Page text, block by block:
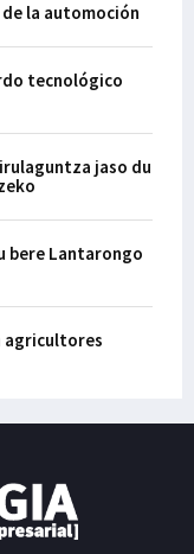
la automoción
tecnológico
jaso du
bere Lantarongo
agricultores